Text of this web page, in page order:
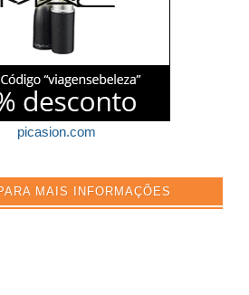
picasion.com
MAIS INFORMAÇÕES